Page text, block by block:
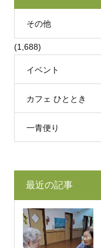
その他
(1,688)
イベント
カフェ ひととき
一青便り
最近の記事